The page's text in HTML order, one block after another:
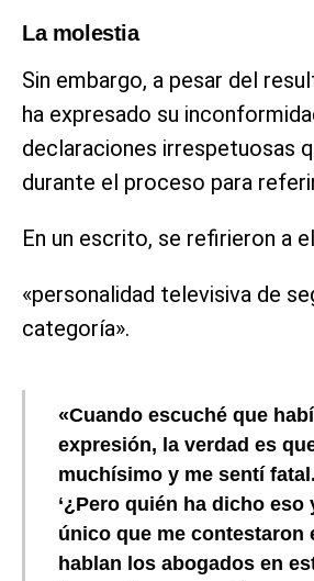
La molestia
Sin embargo, a pesar del
ha expresado su
declaraciones irrespetuosas
durante el proceso para
En un escrito, se refirieron a
«personalidad televisiva de
categoría».
«Cuando escuché que
expresión, la verdad es
muchísimo y me sentí
‘¿Pero quién ha dicho eso
único que me contestaron
hablan los abogados en